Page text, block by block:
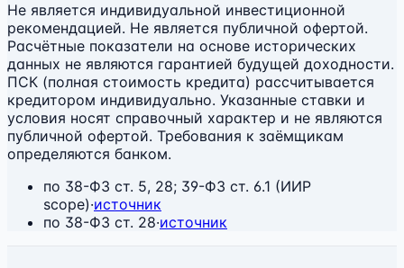
Не является индивидуальной инвестиционной
рекомендацией. Не является публичной офертой.
Расчётные показатели на основе исторических
данных не являются гарантией будущей доходности.
ПСК (полная стоимость кредита) рассчитывается
кредитором индивидуально. Указанные ставки и
условия носят справочный характер и не являются
публичной офертой. Требования к заёмщикам
определяются банком.
по 38-ФЗ ст. 5, 28; 39-ФЗ ст. 6.1 (ИИР
scope)·источник
по 38-ФЗ ст. 28·источник